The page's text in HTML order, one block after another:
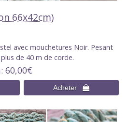
66x42cm)
avec mouchetures Noir. Pesant
de 40 m de corde.
60,00€